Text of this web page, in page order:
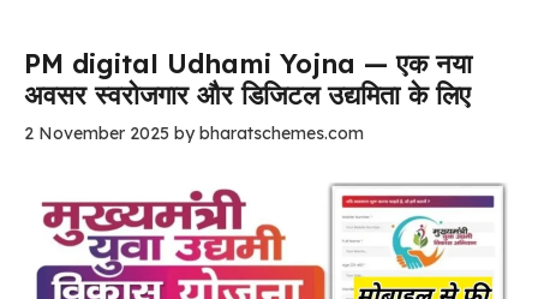
PM digital Udhami Yojna — एक नया
अवसर स्वरोजगार और डिजिटल उद्यमिता के लिए
2 November 2025 bybharatschemes.com